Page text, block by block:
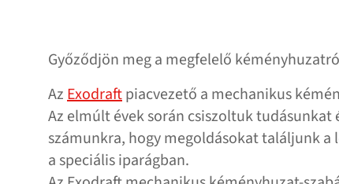
Győződjön meg a megfelelő
AzExodraftpiacvezető a mechanikus
Az elmúlt évek során csiszoltuk
számunkra, hogy megoldásokat találjunk
a speciális iparágban.